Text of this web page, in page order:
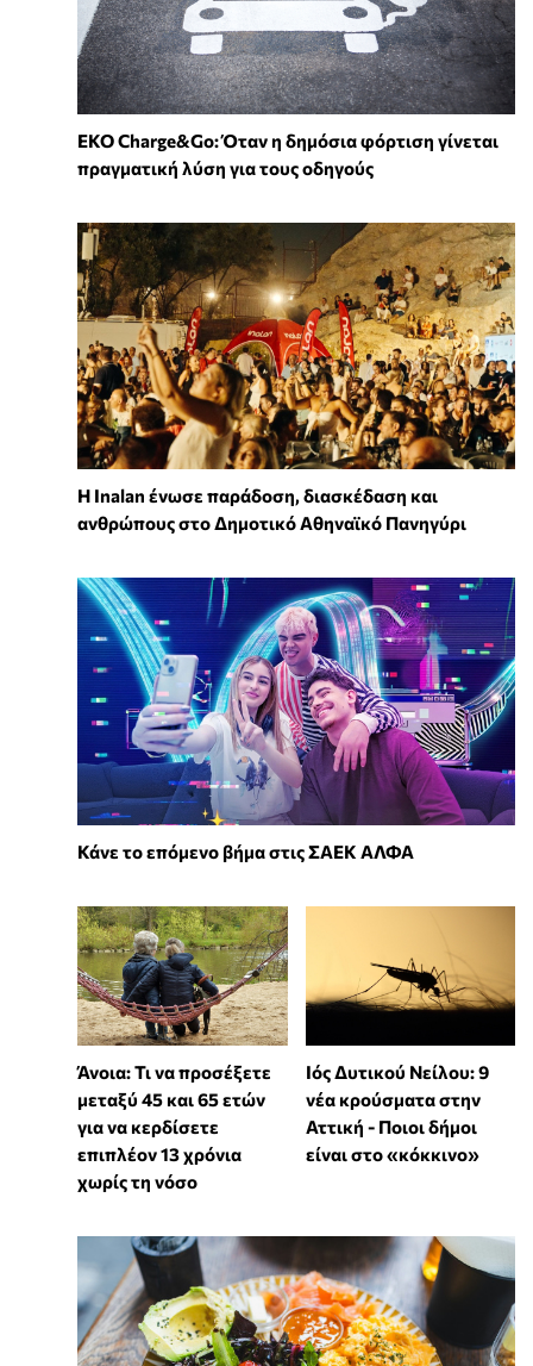
EKO Charge&Go: Όταν η δημόσια φόρτιση γίνεται
πραγματική λύση για τους οδηγούς
Η Inalan ένωσε παράδοση, διασκέδαση και
ανθρώπους στο Δημοτικό Αθηναϊκό Πανηγύρι
Κάνε το επόμενο βήμα στις ΣΑΕΚ ΑΛΦΑ
Άνοια: Τι να προσέξετε
μεταξύ 45 και 65 ετών
για να κερδίσετε
επιπλέον 13 χρόνια
χωρίς τη νόσο
Ιός Δυτικού Νείλου: 9
νέα κρούσματα στην
Αττική - Ποιοι δήμοι
είναι στο «κόκκινο»